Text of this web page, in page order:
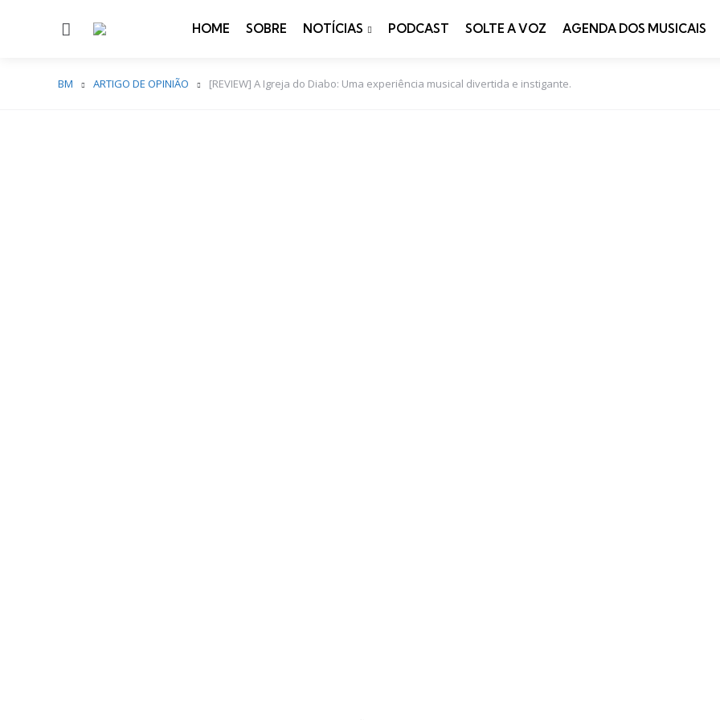
Menu HOME SOBRE NOTÍCIAS PODCAST SOLTE A VOZ AGENDA DOS MUSICAIS
BM ARTIGO DE OPINIÃO [REVIEW] A Igreja do Diabo: Uma experiência musical divertida e instigante.